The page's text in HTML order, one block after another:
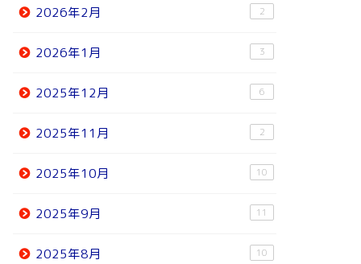
2026年2月 2
2026年1月 3
2025年12月 6
2025年11月 2
2025年10月 10
2025年9月 11
2025年8月 10